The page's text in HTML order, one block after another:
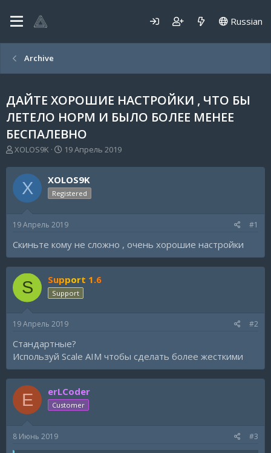
Russian
Archive
ДАЙТЕ ХОРОШИЕ НАСТРОЙКИ , ЧТО БЫ
ЛЕТЕЛО НОРМ И БЫЛО БОЛЕЕ МЕНЕЕ
БЕСПАЛЕВНО
А
т
о
р
м
XOLOS9K
Д
т
а
н
а
а
19 Апрель 2019
X XOLOS9K
Registered
19 Апрель 2019 #1
Скиньте кому не сложно , очень хорошие настройки
S Support 1.6
Support
19 Апрель 2019 #2
Стандартные?
Используй Scale AIM чтобы сделать более жесткими
E erLCoder
Customer
8 Июнь 2019 #3